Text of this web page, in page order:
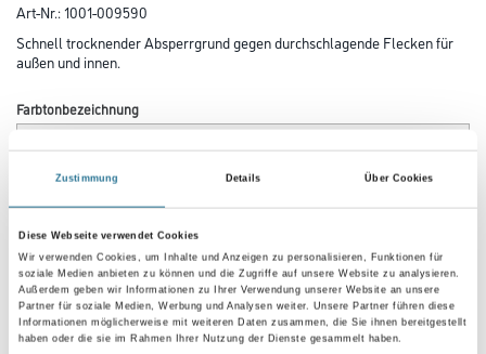
Zustimmung Details Über Cookies
Diese Webseite verwendet Cookies
Wir verwenden Cookies, um Inhalte und Anzeigen zu personalisieren, Funktionen für
soziale Medien anbieten zu können und die Zugriffe auf unsere Website zu analysieren.
Außerdem geben wir Informationen zu Ihrer Verwendung unserer Website an unsere
Partner für soziale Medien, Werbung und Analysen weiter. Unsere Partner führen diese
Informationen möglicherweise mit weiteren Daten zusammen, die Sie ihnen bereitgestellt
haben oder die sie im Rahmen Ihrer Nutzung der Dienste gesammelt haben.
Art-Nr.:1001-009590
Schnell trocknender Absperrgrund gegen durchschlagende Flecken für
außen und innen.
Farbtonbezeichnung
Umrechnungsfaktoren